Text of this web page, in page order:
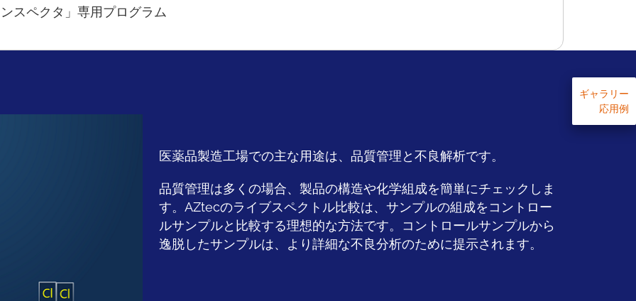
ギャラリー
応用例
スペクタ」専用プログラム
医薬品製造工場での主な用途は、品質管理と不良解析です。
品質管理は多くの場合、製品の構造や化学組成を簡単にチェックしま
す。AZtecのライブスペクトル比較は、サンプルの組成をコントロー
ルサンプルと比較する理想的な方法です。コントロールサンプルから
逸脱したサンプルは、より詳細な不良分析のために提示されます。